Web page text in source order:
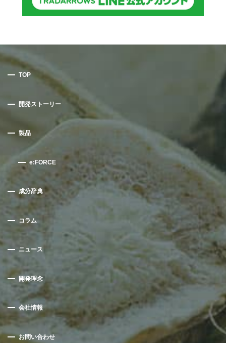
TOP
開発ストーリー
製品
e:FORCE
成分辞典
コラム
ニュース
開発理念
会社情報
お問い合わせ